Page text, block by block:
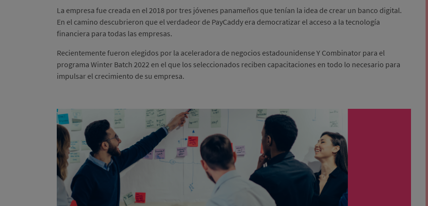
La empresa fue creada en el 2018 por tres jóvenes panameños que tenían la idea de crear un banco digital.
En el camino descubrieron que el verdadeor de PayCaddy era democratizar el acceso a la tecnología
financiera para todas las empresas.
Recientemente fueron elegidos por la aceleradora de negocios estadounidense Y Combinator para el
programa Winter Batch 2022 en el que los seleccionados reciben capacitaciones en todo lo necesario para
impulsar el crecimiento de su empresa.